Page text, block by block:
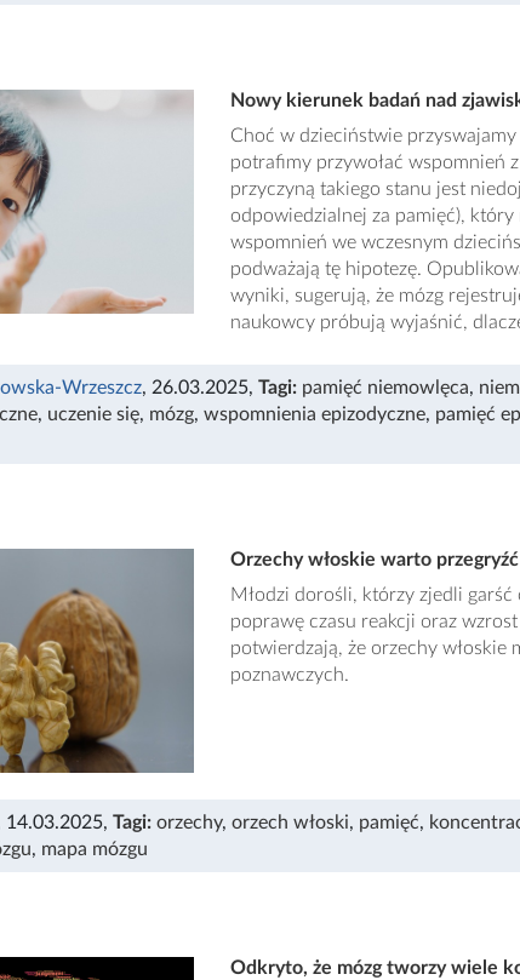
Nowy kierunek badań nad
Choć w dzieciństwie
potrafimy przywołać wspomnień
przyczyną takiego stanu jest
odpowiedzialnej za pamięć),
wspomnień we wczesnym
podważają tę hipotezę.
wyniki, sugerują, że mózg
naukowcy próbują wyjaśnić,
Wrzeszcz, 26.03.2025, Tagi: pamięć niemowlęca,
, uczenie się, mózg, wspomnienia epizodyczne, pamięć
Orzechy włoskie warto
Młodzi dorośli, którzy zjedli
poprawę czasu reakcji oraz
potwierdzają, że orzechy
poznawczych.
14.03.2025, Tagi: orzechy, orzech włoski, pamięć,
, mapa mózgu
Odkryto, że mózg tworzy wiele